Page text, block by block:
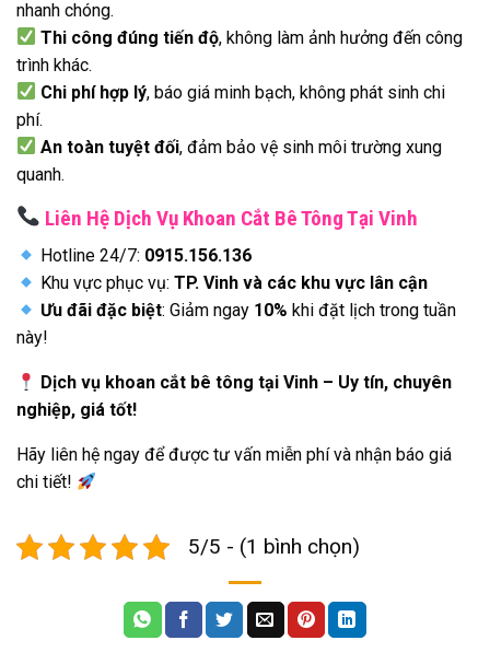
nhanh chóng.
Thi công đúng tiến độ, không làm ảnh hưởng đến công
trình khác.
Chi phí hợp lý, báo giá minh bạch, không phát sinh chi
phí.
An toàn tuyệt đối, đảm bảo vệ sinh môi trường xung
quanh.
Liên Hệ Dịch Vụ Khoan Cắt Bê Tông Tại Vinh
Hotline 24/7: 0915.156.136
Khu vực phục vụ:TP. Vinh và các khu vực lân cận
Ưu đãi đặc biệt: Giảm ngay 10% khi đặt lịch trong tuần
này!
Dịch vụ khoan cắt bê tông tại Vinh – Uy tín, chuyên
nghiệp, giá tốt!
Hãy liên hệ ngay để được tư vấn miễn phí và nhận báo giá
chi tiết!
5/5 - (1 bình chọn)